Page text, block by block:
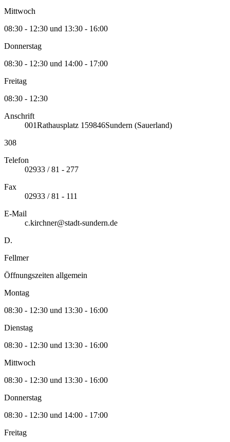
Mittwoch
08:30 - 12:30 und 13:30 - 16:00
Donnerstag
08:30 - 12:30 und 14:00 - 17:00
Freitag
08:30 - 12:30
Anschrift
001Rathausplatz 1 59846Sundern (Sauerland)
308
Telefon
02933 / 81 - 277
Fax
02933 / 81 - 111
E-Mail
c.kirchner@stadt-sundern.de
D.
Fellmer
Öffnungszeiten allgemein
Montag
08:30 - 12:30 und 13:30 - 16:00
Dienstag
08:30 - 12:30 und 13:30 - 16:00
Mittwoch
08:30 - 12:30 und 13:30 - 16:00
Donnerstag
08:30 - 12:30 und 14:00 - 17:00
Freitag